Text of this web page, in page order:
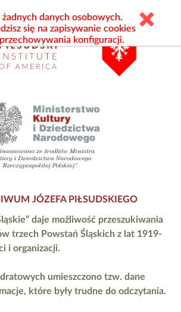
JÓZEFA PIŁSUDSKIEGO
daje możliwość przeszukiwania
trzech Powstań Śląskich z lat 1919-
i organizacji.
umieszczono tzw. dane
które były trudne do odczytania.
żadnych danych osobowych.
się na zapisywanie cookies
konfiguracji.